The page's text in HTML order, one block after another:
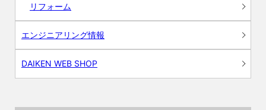
リフォーム
エンジニアリング情報
DAIKEN WEB SHOP